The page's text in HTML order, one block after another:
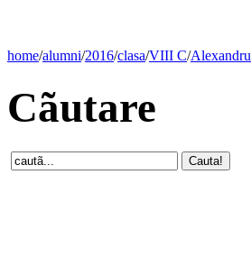
home/alumni/2016/clasa/VIII C/
Cãutare